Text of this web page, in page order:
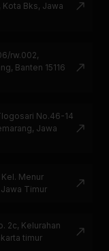
Bks, Jawa
rw.002,
Banten 15116
No.46-14
Jawa
Menur
Timur
2c, Kelurahan
timur